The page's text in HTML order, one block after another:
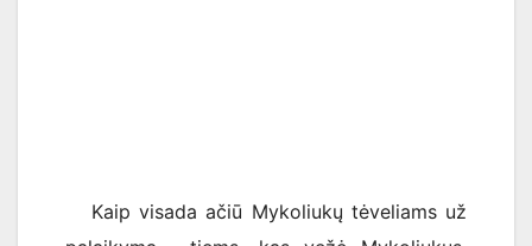
Kaip visada ačiū Mykoliukų tėveliams už